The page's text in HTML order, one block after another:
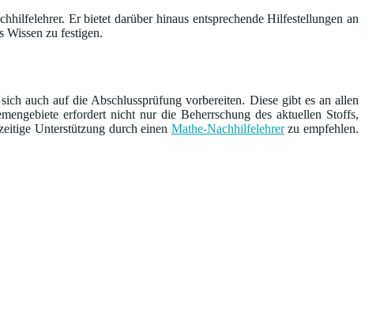
Er bietet darüber hinaus entsprechende Hilfestellungen an
Wissen zu festigen.
auch auf die Abschlussprüfung vorbereiten. Diese gibt es an allen
erfordert nicht nur die Beherrschung des aktuellen Stoffs,
Unterstützung durch einen Mathe-Nachhilfelehrerzu empfehlen.